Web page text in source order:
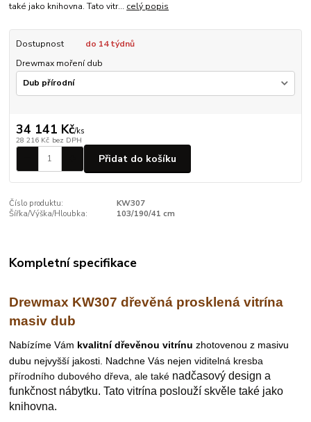
také jako knihovna. Tato vitr... celý popis
Dostupnost
do 14 týdnů
Drewmax moření dub
34 141 Kč/ks
28 216 Kč bez DPH
Přidat do košíku
Číslo produktu:
KW307
Šířka/Výška/Hloubka:
103/190/41 cm
Kompletní specifikace
Drewmax KW307 dřevěná prosklená vitrína
masiv dub
Nabízíme Vám kvalitní dřevěnou vitrínuzhotovenou z masivu
dubu nejvyšší jakosti. Nadchne Vás nejenviditelná kresba
přírodního dubového dřeva, ale také nadčasový design a
funkčnost nábytku.Tato vitrína poslouží skvěle také jako
knihovna.